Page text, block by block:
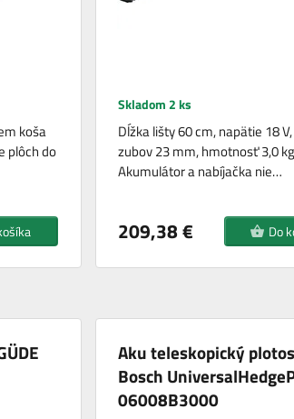
koša
plôch do
Skladom 2 ks
Dĺžka lišty 60 cm, napätie 18
zubov 23 mm, hmotnosť 3,0
Akumulátor a nabíjačka nie…
209,38 € Do
Aku teleskopický
Bosch
06008B3000